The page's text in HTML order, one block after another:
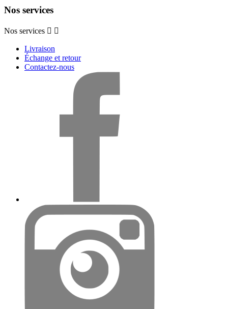
Nos services
Nos services  
Livraison
Échange et retour
Contactez-nous